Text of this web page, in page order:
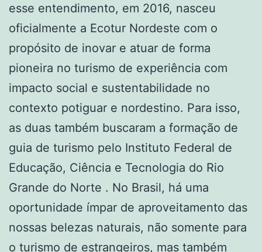
esse entendimento, em 2016, nasceu
oficialmente a Ecotur Nordeste com o
propósito de inovar e atuar de forma
pioneira no turismo de experiência com
impacto social e sustentabilidade no
contexto potiguar e nordestino. Para isso,
as duas também buscaram a formação de
guia de turismo pelo Instituto Federal de
Educação, Ciência e Tecnologia do Rio
Grande do Norte . No Brasil, há uma
oportunidade ímpar de aproveitamento das
nossas belezas naturais, não somente para
o turismo de estrangeiros, mas também